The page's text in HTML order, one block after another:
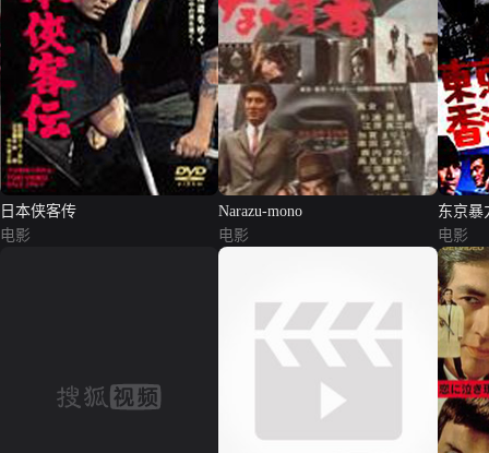
日本侠客传
电影
Narazu-mono
电影
东京暴
电影